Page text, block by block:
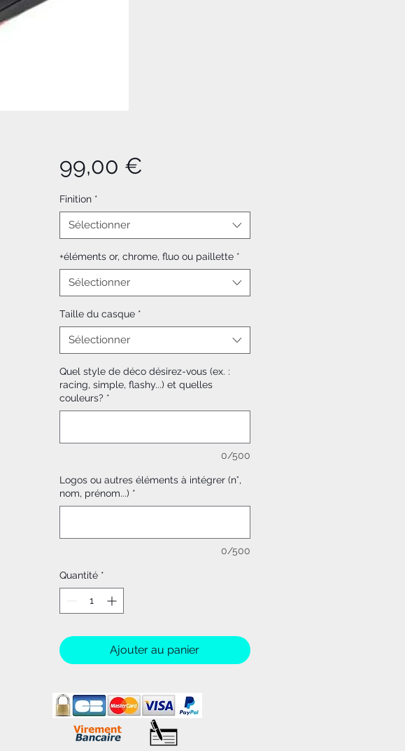
99,00 €
Finition *
Sélectionner
+éléments or, chrome, fluo ou paillette *
Sélectionner
Taille du casque *
Sélectionner
Quel style de déco désirez-vous (ex. :
racing, simple, flashy...) et quelles
couleurs? *
0/500
Logos ou autres éléments à intégrer (n°,
nom, prénom...) *
0/500
Quantité *
Ajouter au panier